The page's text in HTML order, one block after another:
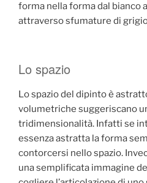
forma nella forma dal bianco
attraverso sfumature di
Lo spazio
Lo spazio del dipinto è
volumetriche suggeriscano
tridimensionalità. Infatti se
essenza astratta la forma
contorcersi nello spazio.
una semplificata immagine